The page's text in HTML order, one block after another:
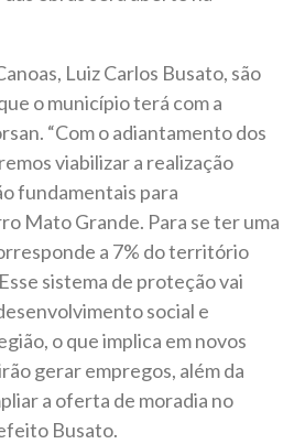
Luiz Carlos Busato, são
o município terá com a
“Com o adiantamento dos
viabilizar a realização
fundamentais para
Mato Grande. Para se ter uma
a 7% do território
sistema de proteção vai
social e
o que implica em novos
gerar empregos, além da
a oferta de moradia no
Busato.